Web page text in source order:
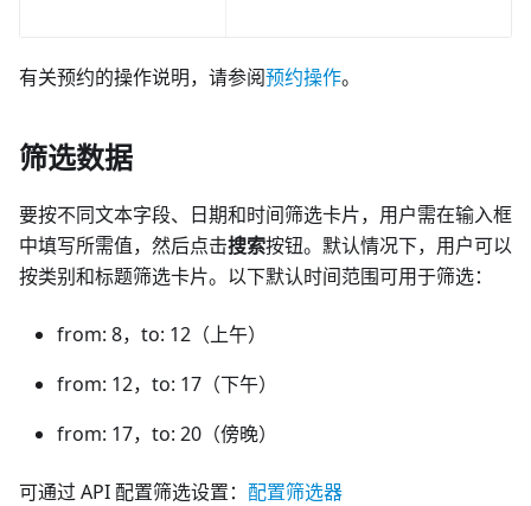
有关预约的操作说明，请参阅预约操作。
筛选数据
要按不同文本字段、日期和时间筛选卡片，用户需在输入框
中填写所需值，然后点击搜索按钮。默认情况下，用户可以
按类别和标题筛选卡片。以下默认时间范围可用于筛选：
from: 8，to: 12（上午）
from: 12，to: 17（下午）
from: 17，to: 20（傍晚）
可通过 API 配置筛选设置： 配置筛选器